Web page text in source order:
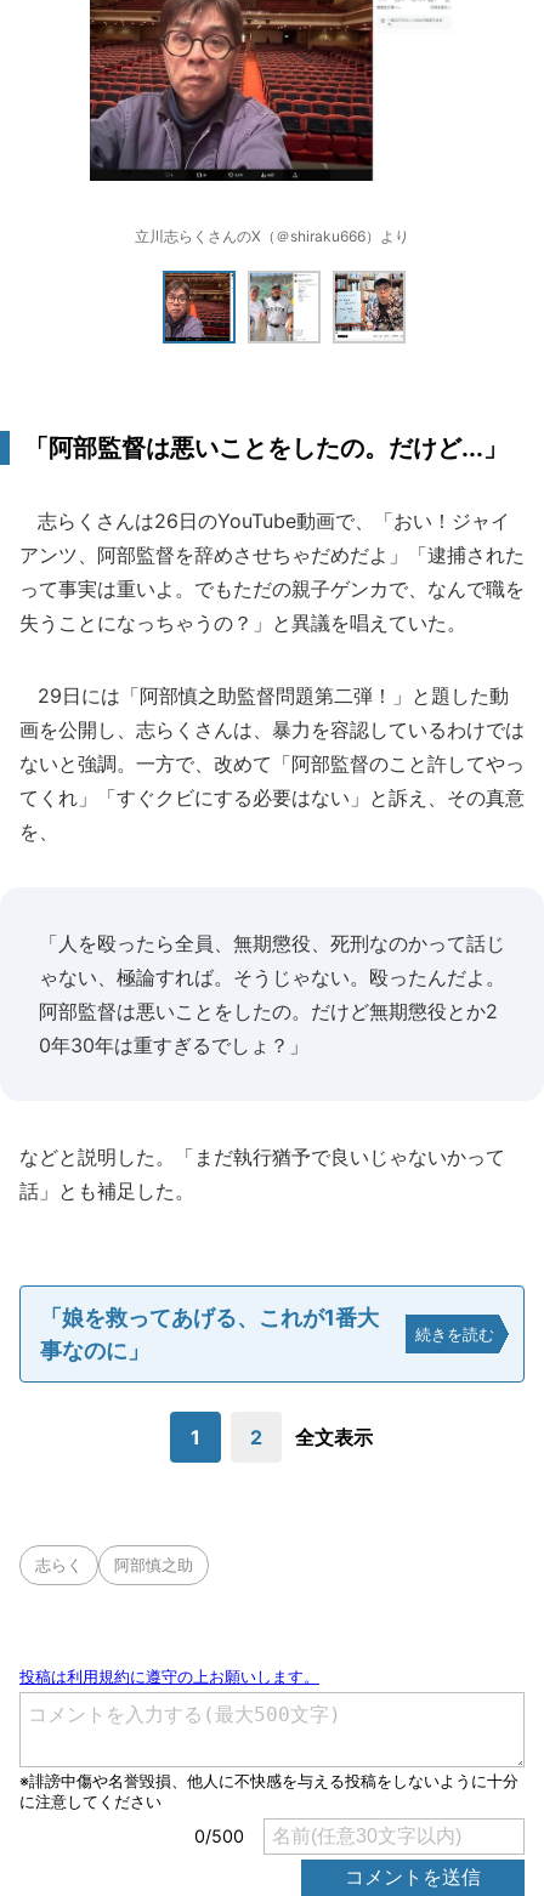
立川志らくさんのX（＠shiraku666）より
「阿部監督は悪いことをしたの。だけど...」
志らくさんは26日のYouTube動画で、「おい！ジャイ
アンツ、阿部監督を辞めさせちゃだめだよ」「逮捕された
って事実は重いよ。でもただの親子ゲンカで、なんで職を
失うことになっちゃうの？」と異議を唱えていた。
29日には「阿部慎之助監督問題第二弾！」と題した動
画を公開し、志らくさんは、暴力を容認しているわけでは
ないと強調。一方で、改めて「阿部監督のこと許してやっ
てくれ」「すぐクビにする必要はない」と訴え、その真意
を、
「人を殴ったら全員、無期懲役、死刑なのかって話じ
ゃない、極論すれば。そうじゃない。殴ったんだよ。
阿部監督は悪いことをしたの。だけど無期懲役とか2
0年30年は重すぎるでしょ？」
などと説明した。「まだ執行猶予で良いじゃないかって
話」とも補足した。
「娘を救ってあげる、これが1番大
事なのに」
続きを読む
1 2 全文表示
志らく 阿部慎之助